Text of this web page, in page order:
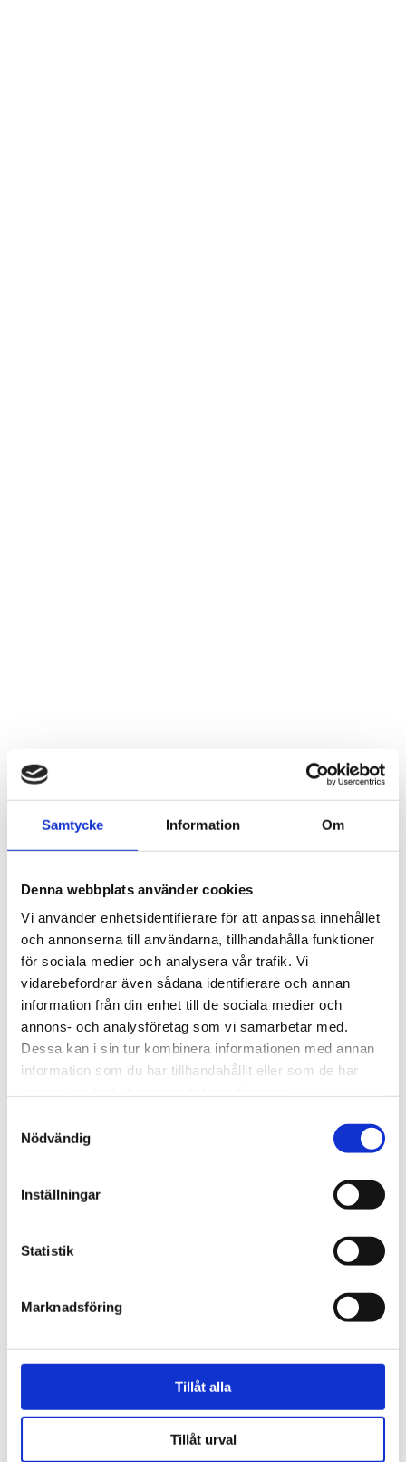
Samtycke Information Om
Denna webbplats använder cookies
Vi använder enhetsidentifierare för att anpassa innehållet
och annonserna till användarna, tillhandahålla funktioner
för sociala medier och analysera vår trafik. Vi
vidarebefordrar även sådana identifierare och annan
information från din enhet till de sociala medier och
annons- och analysföretag som vi samarbetar med.
Dessa kan i sin tur kombinera informationen med annan
information som du har tillhandahållit eller som de har
Nödvändig
Inställningar
Statistik
Marknadsföring
Tillåt alla
Tillåt urval